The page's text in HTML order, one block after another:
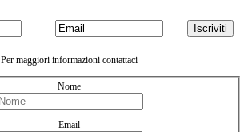
Per maggiori informazioni contattaci
Nome
Email